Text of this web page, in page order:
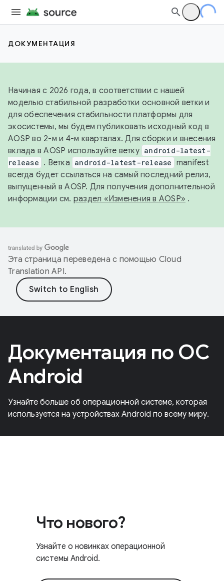
ДОКУМЕНТАЦИЯ
Начиная с 2026 года, в соответствии с нашей
моделью стабильной разработки основной ветки и
для обеспечения стабильности платформы для
экосистемы, мы будем публиковать исходный код в
AOSP во 2-м и 4-м кварталах. Для сборки и внесения
вклада в AOSP используйте ветку android-latest-
release . Ветка android-latest-release manifest
всегда будет ссылаться на самый последний релиз,
выпущенный в AOSP. Для получения дополнительной
информации см. раздел «Изменения в AOSP» .
Эта страница переведена с помощью Cloud
Translation API.
Документация по ОС
Android
Узнайте больше об операционной системе, которая
используется на устройствах Android по всему миру.
Что нового?
Узнайте о новинках операционной
системы Android.